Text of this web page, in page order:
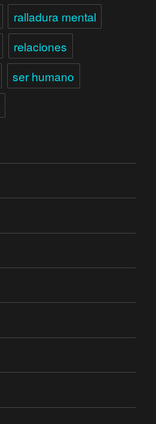
ralladura mental
relaciones
ser humano